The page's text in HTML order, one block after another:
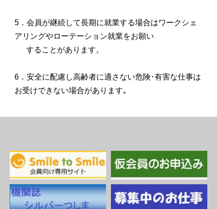
5．会員が継続して長期に就業する場合はワークシェ
アリングやローテーション就業をお願い
することがあります。
6．安全に配慮し高齢者に適さない危険･有害な仕事は
お受けできない場合があります｡